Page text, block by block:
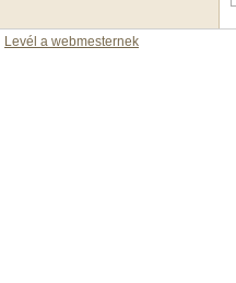
Levél a webmesternek